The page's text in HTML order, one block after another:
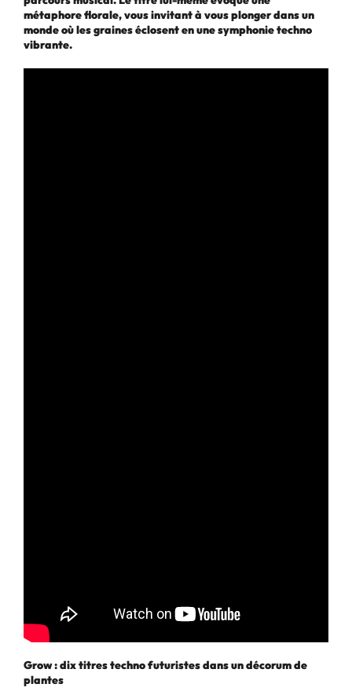
métaphore florale, vous invitant à vous plonger dans un
monde où les graines éclosent en une symphonie techno
vibrante.
Grow : dix titres techno futuristes dans un décorum de
plantes